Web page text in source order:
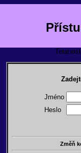
Jméno
Heslo
Změň